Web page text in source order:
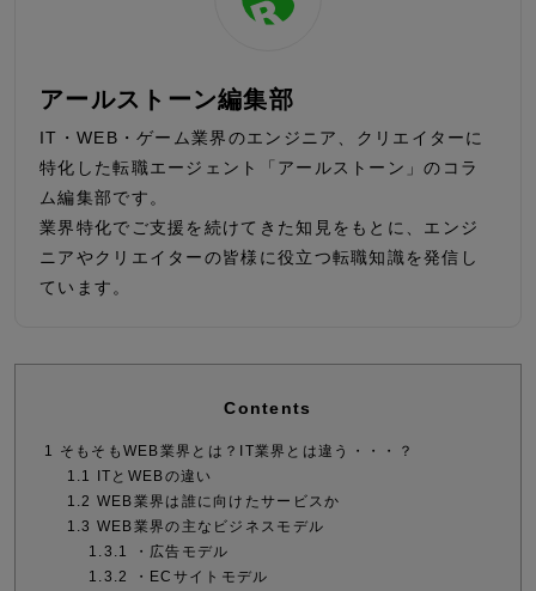
アールストーン編集部
IT・WEB・ゲーム業界のエンジニア、クリエイターに
特化した転職エージェント「アールストーン」のコラ
ム編集部です。
業界特化でご支援を続けてきた知見をもとに、エンジ
ニアやクリエイターの皆様に役立つ転職知識を発信し
ています。
Contents
1
そもそもWEB業界とは？IT業界とは違う・・・？
1.1
ITとWEBの違い
1.2 WEB業界は誰に向けたサービスか
1.3 WEB業界の主なビジネスモデル
1.3.1
・広告モデル
1.3.2
・ECサイトモデル